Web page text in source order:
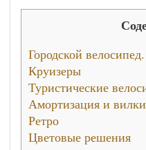
Городской
Круизеры
Туристические
Амортизация и вилки
Ретро
Цветовые решения